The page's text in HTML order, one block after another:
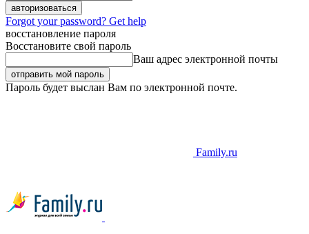
Forgot your password? Get help
восстановление пароля
Восстановите свой пароль
Ваш адрес электронной почты
Пароль будет выслан Вам по электронной почте.
Family.ru